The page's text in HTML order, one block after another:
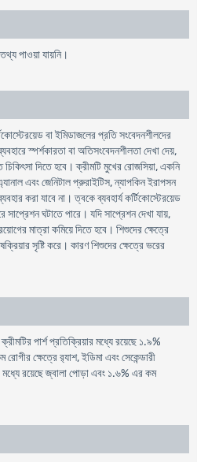
পাওয়া যায়নি।
বা ইমিডাজলের প্রতি সংবেদনশীলদের
স্পর্শকারতা বা অতিসংবেদনশীলতা দেখা দেয়,
দিতে হবে। ক্রীমটি মুখের রােজসিয়া, একনি
এবং জেনিটাল প্রুরাইটিস, ন্যাপকিন ইরাপসন
করা যাবে না। ত্বকে ব্যবহার্য কর্টিকোস্টেরয়েড
সাপ্রেশন ঘটাতে পারে। যদি সাপ্রেশন দেখা যায়,
মাত্রা কমিয়ে দিতে হবে। শিশুদের ক্ষেত্রে
সৃষ্টি করে। কারণ শিশুদের ক্ষেত্রে ভরের
পার্শ প্রতিক্রিয়ার মধ্যে রয়েছে ১.৯%
ক্ষেত্রে র‍্যাশ, ইডিমা এবং সেকেন্ডারী
রয়েছে জ্বালা পােড়া এবং ১.৬% এর কম